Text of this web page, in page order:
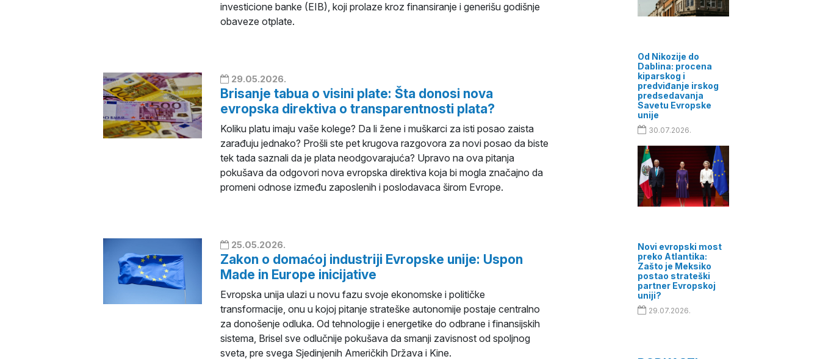
investicione banke (EIB), koji prolaze kroz finansiranje i generišu godišnje
obaveze otplate.
29.05.2026.
Brisanje tabua o visini plate: Šta donosi nova
evropska direktiva o transparentnosti plata?
Koliku platu imaju vaše kolege? Da li žene i muškarci za isti posao zaista
zarađuju jednako? Prošli ste pet krugova razgovora za novi posao da biste
tek tada saznali da je plata neodgovarajuća? Upravo na ova pitanja
pokušava da odgovori nova evropska direktiva koja bi mogla značajno da
promeni odnose između zaposlenih i poslodavaca širom Evrope.
25.05.2026.
Zakon o domaćoj industriji Evropske unije: Uspon
Made in Europe inicijative
Evropska unija ulazi u novu fazu svoje ekonomske i političke
transformacije, onu u kojoj pitanje strateške autonomije postaje centralno
za donošenje odluka. Od tehnologije i energetike do odbrane i finansijskih
sistema, Brisel sve odlučnije pokušava da smanji zavisnost od spoljnog
sveta, pre svega Sjedinjenih Američkih Država i Kine.
Od Nikozije do
Dablina: procena
kiparskog i
predviđanje irskog
predsedavanja
Savetu Evropske
unije
30.07.2026.
Novi evropski most
preko Atlantika:
Zašto je Meksiko
postao strateški
partner Evropskoj
uniji?
29.07.2026.